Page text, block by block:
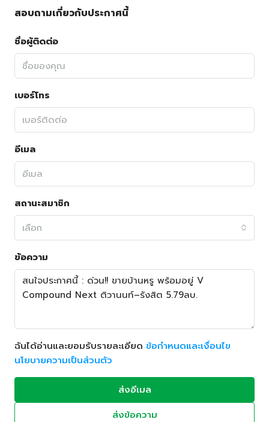
สอบถามเกี่ยวกับประกาศนี้
ชื่อผู้ติดต่อ
เบอร์โทร
อีเมล
สถานะสมาชิก
เลือก
ข้อความ
ฉันได้อ่านและยอมรับรายละเอียด ข้อกำหนดและเงื่อนไข
นโยบายความเป็นส่วนตัว
ส่งอีเมล
ส่งข้อความ